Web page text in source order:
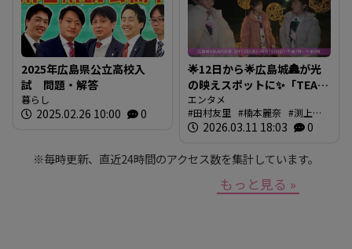
2025年広島県公立高校入
試 問題・解答
暮らし
2025.02.26 10:00 0
🌟12日から🌟広島城🏯が光
の映えスポットに✨「TEAM
SHIRO」始動
❗【BUTSUBUTSU2】
エンタメ
田村友里
楠本麗奈
渕上沙
紀
新本穂乃佳 イマナマ
2026.03.11 18:03 0
※毎時更新、直近24時間のアクセス数を集計しています。
もっと見る »